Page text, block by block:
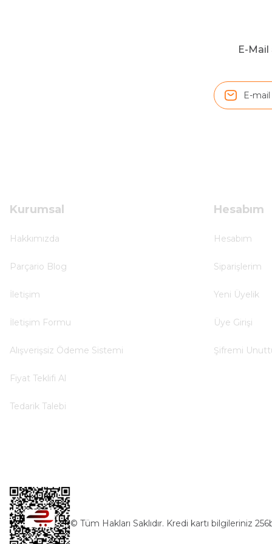
E-
Kurumsal
Hakkımızda
Parçario Blog
İletişim
İletişim Formu
Alışverişsiz Ödeme Sistemi
Fiyat Teklifi Al
Tedarik Talebi
Hesabım
Hesabım
Siparişlerim
Yeni Üyelik
Üye Girişi
Şifremi
© Tüm Hakları Saklıdır. Kredi kartı bilgileriniz